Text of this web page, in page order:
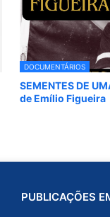
DOCUMENTÁRIOS
SEMENTES DE
de Emílio Figueira
PUBLICAÇÕES